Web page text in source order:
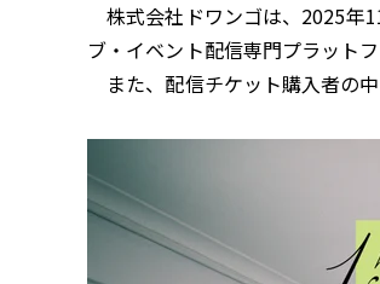
株式会社ドワンゴは、2025年
ブ・イベント配信専門プラット
また、配信チケット購入者の